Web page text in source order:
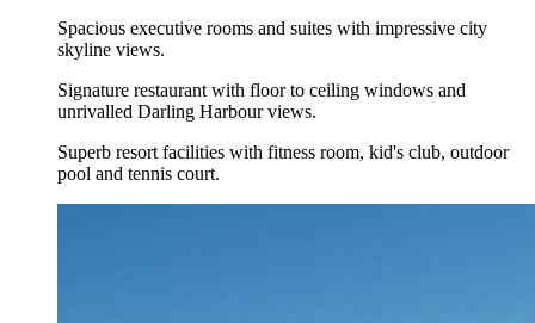
Spacious executive rooms and suites with impressive city
skyline views.
Signature restaurant with floor to ceiling windows and
unrivalled Darling Harbour views.
Superb resort facilities with fitness room, kid's club, outdoor
pool and tennis court.